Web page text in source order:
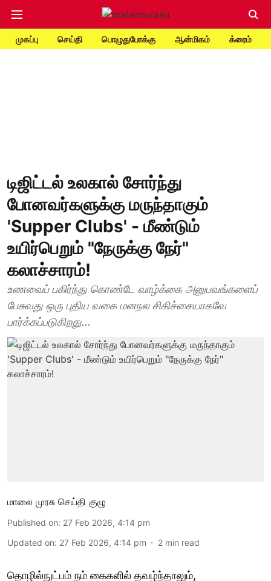
முகப்பு செய்தி பொழுதுபோக்கு ஆன்மிகம் க்ரைம்
டிஜிட்டல் உலகால் சோர்ந்து
போனவர்களுக்கு மருந்தாகும்
'Supper Clubs' - மீண்டும்
உயிர்பெறும் "நேருக்கு நேர்"
கலாச்சாரம்!
உணவைப் பகிர்ந்து கொண்டே வாழ்க்கை அனுபவங்களைப்
பேசுவது ஒரு புதிய வகை மனநல சிகிச்சையாகவே
பார்க்கப்படுகிறது...
மாலை முரசு செய்தி குழு
Published on: 27 Feb 2026, 4:14 pm
Updated on: 27 Feb 2026, 4:14 pm 2 min read
தொழில்நுட்பம் நம் கைகளில் தவழ்ந்தாலும்,